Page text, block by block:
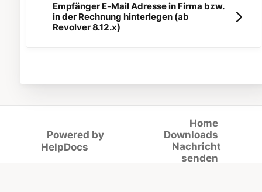
Empfänger E-Mail Adresse in Firma bzw.
in der Rechnung hinterlegen (ab
Revolver 8.12.x)
Powered by
HelpDocs (opens in a new tab)
Home
Downloads
Nachricht
senden